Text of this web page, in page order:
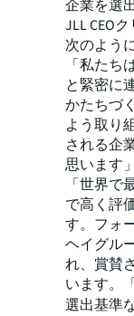
企業を選
JLL CEO
次のよう
「私たち
と緊密に
かたちづ
よう取り
される企
思います」
「世界で
で高く評
す。フォ
ヘイグル
れ、賞賛
います。
選出基準